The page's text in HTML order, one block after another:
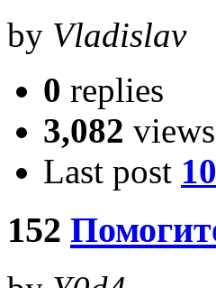
by Vladislav
0 replies
3,082 views
Last post
152